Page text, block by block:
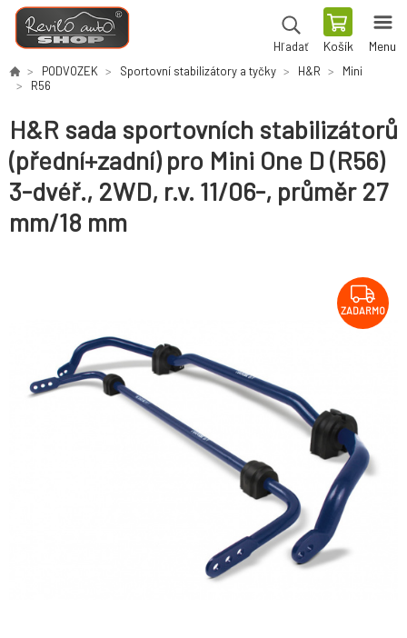
Hľadať Košík Menu
PODVOZEK Sportovní stabilizátory a tyčky H&R
Mini
R56
H&R sada sportovních stabilizátorů
(přední+zadní) pro Mini One D (R56)
3-dvéř., 2WD, r.v. 11/06-, průměr 27
mm/18 mm
ZADARMO